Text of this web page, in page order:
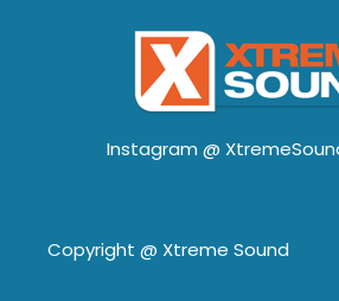
Instagram @
Copyright @ Xtreme Sound